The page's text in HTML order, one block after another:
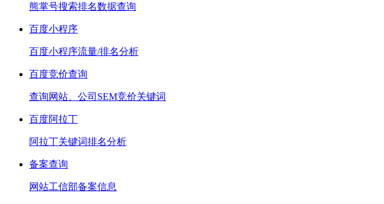
熊掌号搜索排名数据查询
百度小程序
百度小程序流量/排名分析
百度竞价查询
查询网站、公司SEM竞价关键词
百度阿拉丁
阿拉丁关键词排名分析
备案查询
网站工信部备案信息